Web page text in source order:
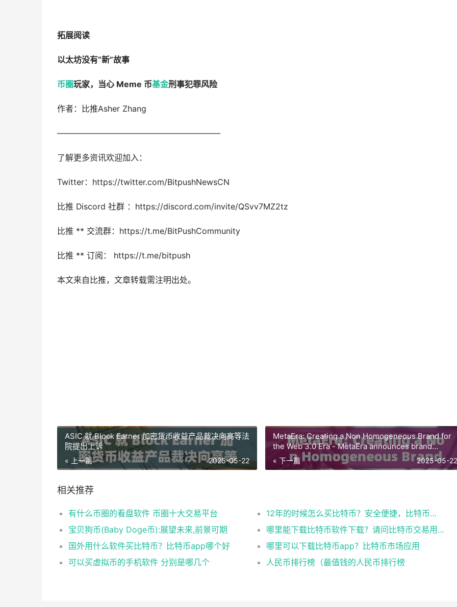
拓展阅读
以太坊没有“新”故事
币圈玩家，当心 Meme 币基金刑事犯罪风险
作者：比推Asher Zhang
————————————————————
了解更多资讯欢迎加入：
Twitter：https://twitter.com/BitpushNewsCN
比推 Discord 社群 ：https://discord.com/invite/QSvv7MZ2tz
比推 ** 交流群：https://t.me/BitPushCommunity
比推 ** 订阅： https://t.me/bitpush
本文来自比推，文章转载需注明出处。
ASIC 就 Block Earner 加密货币收益产品裁决向高等法
院提出上诉
« 上一篇 2025-05-22
MetaEra: Creating a Non Homogeneous Brand for
the Web 3.0 Era - MetaEra announces brand
upgrade and
« 下一篇 2025-05-22
相关推荐
有什么币圈的看盘软件 币圈十大交易平台
12年的时候怎么买比特币？安全便捷，比特币交易首选
宝贝狗币(Baby Doge币):展望未来,前景可期
哪里能下载比特币软件下载？请问比特币交易用什么软件
国外用什么软件买比特币？比特币app哪个好
哪里可以下载比特币app？比特币市场应用
可以买虚拟币的手机软件 分别是哪几个
人民币排行榜（最值钱的人民币排行榜